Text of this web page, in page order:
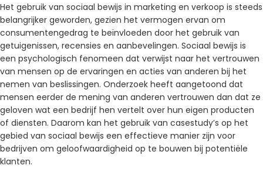
Het gebruik van sociaal bewijs in marketing en verkoop is steeds
belangrijker geworden, gezien het vermogen ervan om
consumentengedrag te beïnvloeden door het gebruik van
getuigenissen, recensies en aanbevelingen. Sociaal bewijs is
een psychologisch fenomeen dat verwijst naar het vertrouwen
van mensen op de ervaringen en acties van anderen bij het
nemen van beslissingen. Onderzoek heeft aangetoond dat
mensen eerder de mening van anderen vertrouwen dan dat ze
geloven wat een bedrijf hen vertelt over hun eigen producten
of diensten. Daarom kan het gebruik van casestudy’s op het
gebied van sociaal bewijs een effectieve manier zijn voor
bedrijven om geloofwaardigheid op te bouwen bij potentiële
klanten.